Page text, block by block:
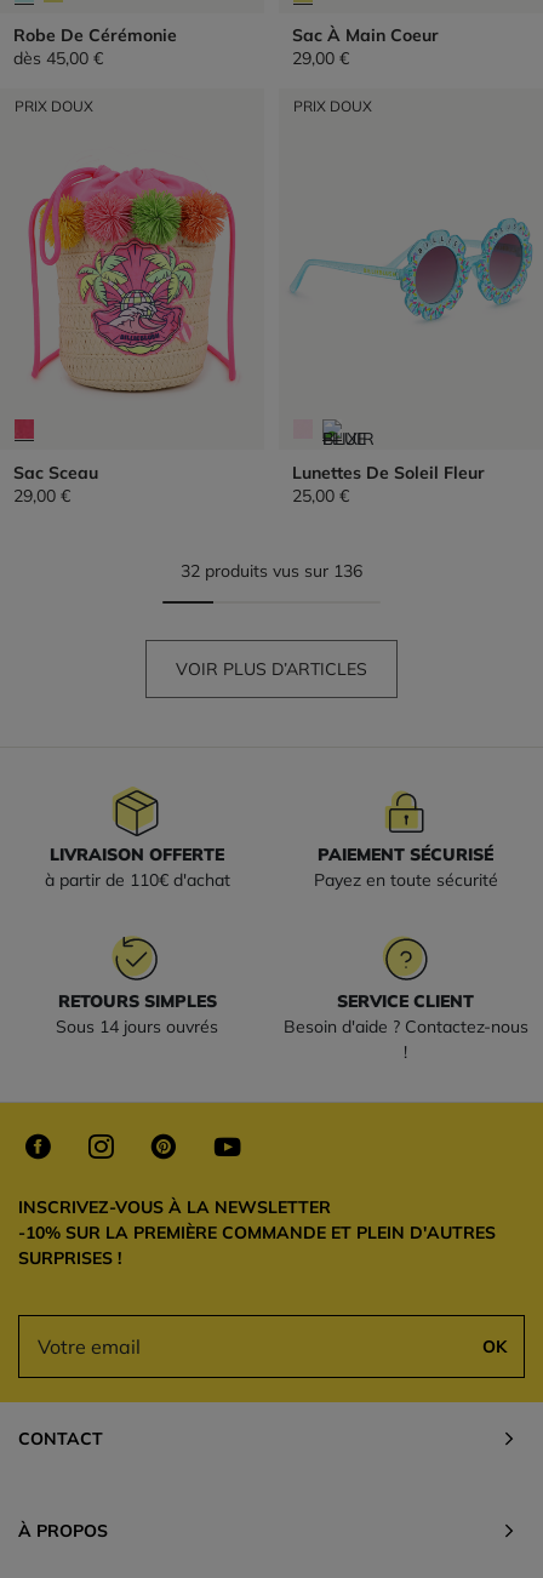
Robe De Cérémonie
dès 45,00 €
Sac À Main Coeur
29,00 €
PRIX DOUX
Sac Sceau
29,00 €
PRIX DOUX
Lunettes De Soleil Fleur
25,00 €
32 produits vus sur 136
VOIR PLUS D’ARTICLES
LIVRAISON OFFERTE
à partir de 110€ d'achat
PAIEMENT SÉCURISÉ
Payez en toute sécurité
RETOURS SIMPLES
Sous 14 jours ouvrés
SERVICE CLIENT
Besoin d'aide ? Contactez-nous
!
INSCRIVEZ-VOUS À LA NEWSLETTER
-10% SUR LA PREMIÈRE COMMANDE ET PLEIN D'AUTRES
SURPRISES !
OK
CONTACT
À PROPOS